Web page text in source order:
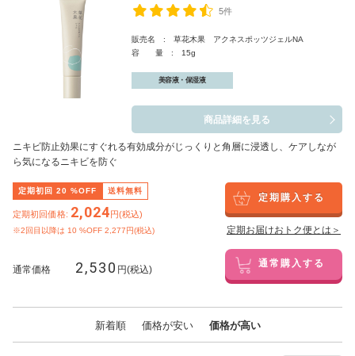
5件
販売名 : 草花木果 アクネスポッツジェルNA
容 量 : 15g
美容液・保湿液
商品詳細を見る
ニキビ防止効果にすぐれる有効成分がじっくりと角層に浸透し、ケアしなが
ら気になるニキビを防ぐ
定期初回 20 %OFF 送料無料
定期初回価格: 2,024円(税込)
※2回目以降は 10 %OFF 2,277円(税込)
定期購入する
定期お届けおトク便とは＞
通常価格 2,530 円(税込) 通常購入する
新着順 価格が安い 価格が高い